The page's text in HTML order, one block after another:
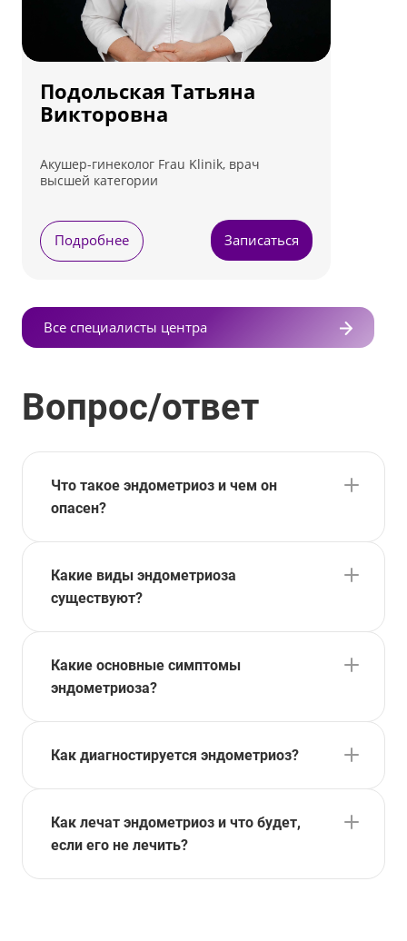
Подольская Татьяна
Викторовна
Акушер-гинеколог Frau Klinik, врач
высшей категории
Подробнее Записаться
Все специалисты центра
Вопрос/ответ
Что такое эндометриоз и чем он
опасен?
Какие виды эндометриоза
существуют?
Какие основные симптомы
эндометриоза?
Как диагностируется эндометриоз?
Как лечат эндометриоз и что будет,
если его не лечить?